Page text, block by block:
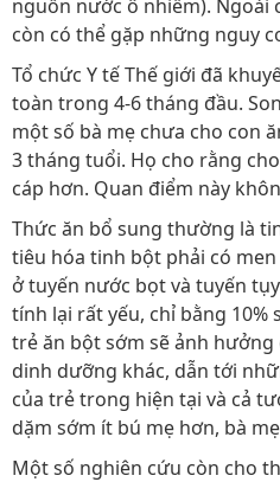
nguồn nước ô nhiễm). Ngoài
còn có thể gặp những nguy
Tổ chức Y tế Thế giới đã
toàn trong 4-6 tháng đầu.
một số bà mẹ chưa cho con
3 tháng tuổi. Họ cho rằng
cáp hơn. Quan điểm này
Thức ăn bổ sung thường là
tiêu hóa tinh bột phải có
ở tuyến nước bọt và tuyến
tính lại rất yếu, chỉ bằng 10%
trẻ ăn bột sớm sẽ ảnh
dinh dưỡng khác, dẫn tới
của trẻ trong hiện tại và cả
dặm sớm ít bú mẹ hơn, bà
Một số nghiên cứu còn cho